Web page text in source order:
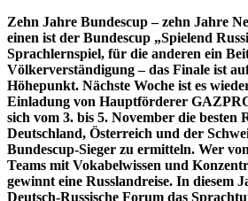
Zehn Jahre Bundescup – zehn Jahre
einen ist der Bundescup „Spielend
Sprachlernspiel, für die anderen ein
Völkerverständigung – das Finale ist
Höhepunkt. Nächste Woche ist es
Einladung von Hauptförderer
sich vom 3. bis 5. November die besten
Deutschland, Österreich und der
Bundescup-Sieger zu ermitteln. Wer
Teams mit Vokabelwissen und
gewinnt eine Russlandreise. In diesem
Deutsch-Russische Forum das